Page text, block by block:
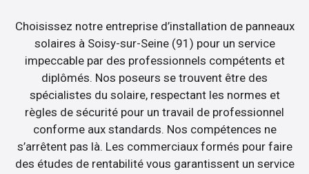
Choisissez notre entreprise d’installation de panneaux
solaires à Soisy-sur-Seine (91) pour un service
impeccable par des professionnels compétents et
diplômés. Nos poseurs se trouvent être des
spécialistes du solaire, respectant les normes et
règles de sécurité pour un travail de professionnel
conforme aux standards. Nos compétences ne
s’arrêtent pas là. Les commerciaux formés pour faire
des études de rentabilité vous garantissent un service